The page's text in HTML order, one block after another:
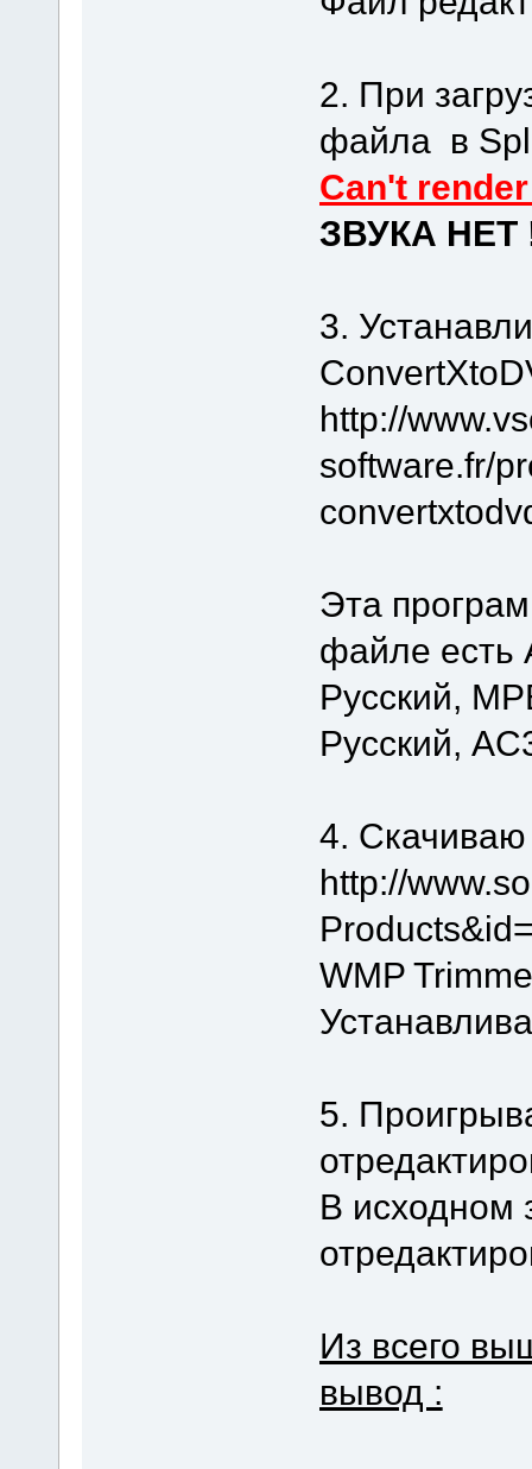
2. При
файла в
Can't
ЗВУКА НЕТ
3.
http://
software.fr/
Эта
файле есть
Русский,
Русский,
4.
http://
WMP
5.
В исходном
Из всего
вывод :